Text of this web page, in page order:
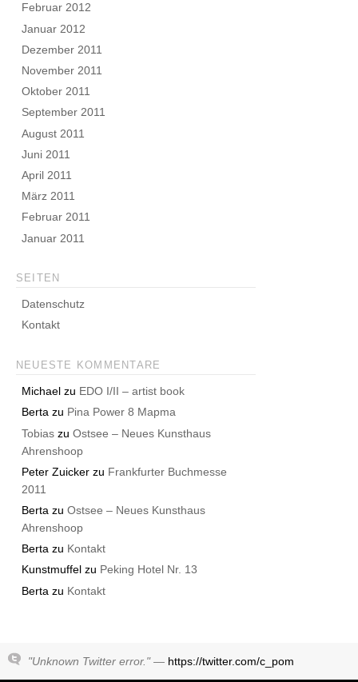
Februar 2012
Januar 2012
Dezember 2011
November 2011
Oktober 2011
September 2011
August 2011
Juni 2011
April 2011
März 2011
Februar 2011
Januar 2011
SEITEN
Datenschutz
Kontakt
NEUESTE KOMMENTARE
Michael zu EDO I/II – artist book
Berta zu Pina Power 8 Mapma
Tobias zuOstsee – Neues Kunsthaus
Ahrenshoop
Peter Zuicker zu Frankfurter Buchmesse
2011
Berta zuOstsee – Neues Kunsthaus
Ahrenshoop
Berta zu Kontakt
Kunstmuffel zu Peking Hotel Nr. 13
Berta zu Kontakt
"Unknown Twitter error." — https://twitter.com/c_pom